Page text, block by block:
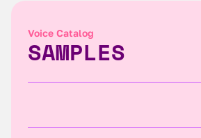
Voice Catalog
SAMPLES